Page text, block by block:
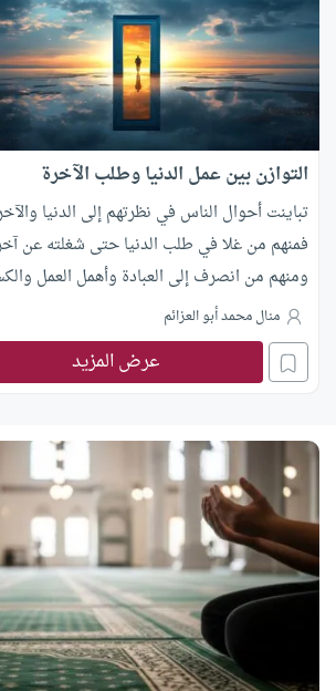
التوازن بين عمل الدنيا وطلب الآخرة
تباينت أحوال الناس في نظرتهم إلى الدنيا
فمنهم من غلا في طلب الدنيا حتى شغلته عن
ومنهم من انصرف إلى العبادة وأهمل العمل
حتى أصبح لا يملك قوت عامه. والحقيقة أن هدي
الإسلام لا يدعو إلى هذا ولا إلى ذاك، وإنما يقيم
المسلم على التوازن، بحيث يكون هدفه الأول طلب
منال محمد أبو العزائم
عرض المزيد